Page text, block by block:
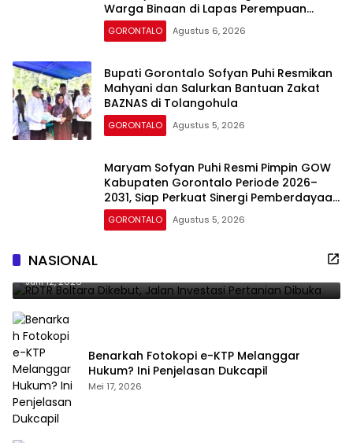
Warga Binaan di Lapas Perempuan
Gorontalo
GORONTALO Agustus 6, 2026
Bupati Gorontalo Sofyan Puhi Resmikan
Mahyani dan Salurkan Bantuan Zakat
BAZNAS di Tolangohula
GORONTALO Agustus 5, 2026
Maryam Sofyan Puhi Resmi Pimpin GOW
Kabupaten Gorontalo Periode 2026–
2031, Siap Perkuat Sinergi Pemberdayaan
Perempuan
GORONTALO Agustus 5, 2026
NASIONAL
Dibuka
Juni 12, 2026
Benarkah Fotokopi e-KTP Melanggar
Hukum? Ini Penjelasan Dukcapil
Mei 17, 2026